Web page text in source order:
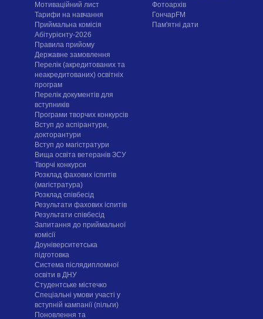
Мотиваційний лист
Тарифи на навчання
Приймальна комісія
Абітурієнту-2026
Правила прийому
Державне замовлення
Перелік (акредитованих та
неакредитованих) освітніх
програм
Перелік документів для
вступників
Програми творчих конкурсiв
Вступ до аспірантури,
докторантури
Вступ до магістратури
Вища освіта ветеранів ЗСУ
Творчі конкурси
Розклад фахових іспитів
(магістратура)
Розклад співбесід
Результати фахових іспитів
Результати співбесід
Запитання до приймальної
комісії
Доуніверситетська
підготовка
Система післядипломної
освіти в ДНУ
Cтудентське містечко
Спеціальні умови участі у
вступній кампанії (пільги)
Поновлення та
Фотоархів
ГончарFM
Пам'ятні дати